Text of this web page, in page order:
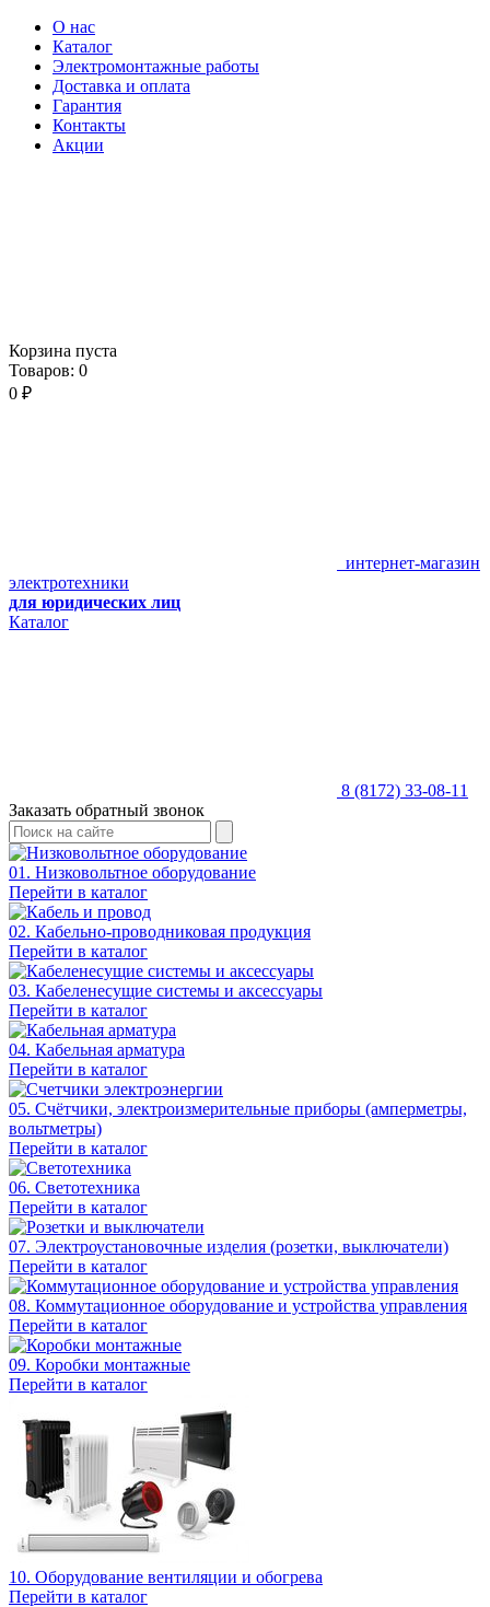
О нас
Каталог
Электромонтажные работы
Доставка и оплата
Гарантия
Контакты
Акции
Корзина пуста
Товаров: 0
0 ₽
интернет-магазин
электротехники
для юридических лиц
Каталог
8 (8172) 33-08-11
Заказать обратный звонок
01. Низковольтное оборудование
Перейти в каталог
02. Кабельно-проводниковая продукция
Перейти в каталог
03. Кабеленесущие системы и аксессуары
Перейти в каталог
04. Кабельная арматура
Перейти в каталог
05. Счётчики, электроизмерительные приборы (амперметры,
вольтметры)
Перейти в каталог
06. Светотехника
Перейти в каталог
07. Электроустановочные изделия (розетки, выключатели)
Перейти в каталог
08. Коммутационное оборудование и устройства управления
Перейти в каталог
09. Коробки монтажные
Перейти в каталог
10. Оборудование вентиляции и обогрева
Перейти в каталог